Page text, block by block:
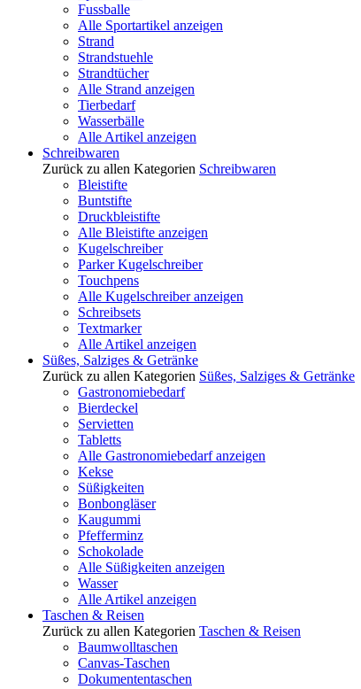
Fussballe
Alle Sportartikel anzeigen
Strand
Strandstuehle
Strandtücher
Alle Strand anzeigen
Tierbedarf
Wasserbälle
Alle Artikel anzeigen
Schreibwaren
Zurück zu allen Kategorien Schreibwaren
Bleistifte
Buntstifte
Druckbleistifte
Alle Bleistifte anzeigen
Kugelschreiber
Parker Kugelschreiber
Touchpens
Alle Kugelschreiber anzeigen
Schreibsets
Textmarker
Alle Artikel anzeigen
Süßes, Salziges & Getränke
Zurück zu allen Kategorien Süßes, Salziges & Getränke
Gastronomiebedarf
Bierdeckel
Servietten
Tabletts
Alle Gastronomiebedarf anzeigen
Kekse
Süßigkeiten
Bonbongläser
Kaugummi
Pfefferminz
Schokolade
Alle Süßigkeiten anzeigen
Wasser
Alle Artikel anzeigen
Taschen & Reisen
Zurück zu allen Kategorien Taschen & Reisen
Baumwolltaschen
Canvas-Taschen
Dokumententaschen